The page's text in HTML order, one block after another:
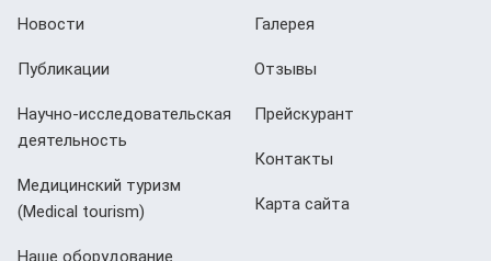
Новости
Публикации
Научно-исследовательская
деятельность
Медицинский туризм
(Мedical tourism)
Наше оборудование
Галерея
Отзывы
Прейскурант
Контакты
Карта сайта